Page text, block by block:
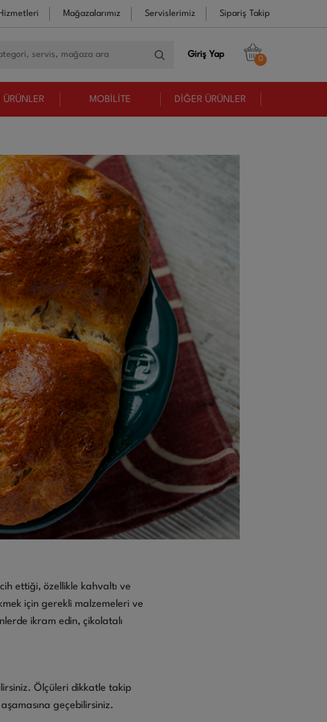
Mağazalarımız Servislerimiz Sipariş Takip
Giriş Yap 0
ÜRÜNLER MOBİLİTE DİĞER ÜRÜNLER
ettiği, özellikle kahvaltı ve
için gerekli malzemeleri ve
ikram edin, çikolatalı
Ölçüleri dikkatle takip
geçebilirsiniz.